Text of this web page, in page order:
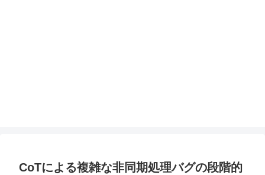
CoTによる複雑な非同期処理バグの段階的